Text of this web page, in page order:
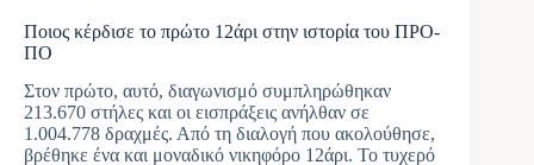
Ποιος κέρδισε το πρώτο 12άρι στην ιστορία του ΠΡΟ-
ΠΟ
Στον πρώτο, αυτό, διαγωνισμό συμπληρώθηκαν
213.670 στήλες και οι εισπράξεις ανήλθαν σε
1.004.778 δραχμές. Από τη διαλογή που ακολούθησε,
βρέθηκε ένα και μοναδικό νικηφόρο 12άρι. Το τυχερό